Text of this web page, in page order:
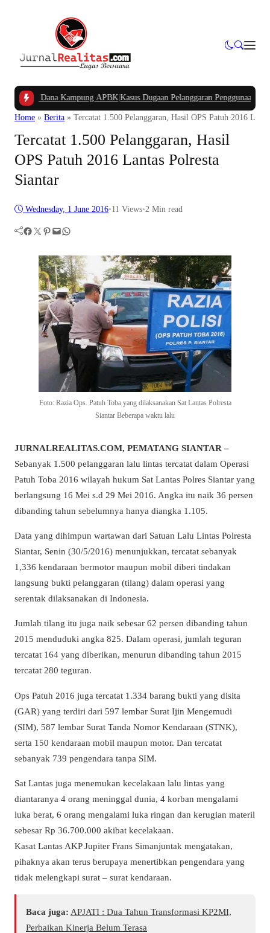
Dana Kampung APBK|Kasus Dugaan Pelanggaran Penggunaan Jalur
Home » Berita » Tercatat 1.500 Pelanggaran, Hasil OPS Patuh 2016
Tercatat 1.500 Pelanggaran, Hasil
OPS Patuh 2016 Lantas Polresta
Siantar
Wednesday, 1 June 2016•11 Views•2 Min read
Facebook Twitter Pinterest Mail WhatsApp
Foto: Razia Ops. Patuh Toba yang dilaksanakan Sat Lantas Polresta
Siantar Beberapa waktu lalu
JURNALREALITAS.COM, PEMATANG SIANTAR –
Sebanyak 1.500 pelanggaran lalu lintas tercatat dalam Operasi
Patuh Toba 2016 wilayah hukum Sat Lantas Polres Siantar yang
berlangsung 16 Mei s.d 29 Mei 2016. Angka itu naik 36 persen
dibanding tahun sebelumnya hanya diangka 1.105.
Data yang dihimpun wartawan dari Satuan Lalu Lintas Polresta
Siantar, Senin (30/5/2016) menunjukkan, tercatat sebanyak
1,336 kendaraan bermotor maupun mobil diberi tindakan
langsung bukti pelanggaran (tilang) dalam operasi yang
serentak dilaksanakan di Indonesia.
Jumlah tilang itu juga naik sebesar 62 persen dibanding tahun
2015 menduduki angka 825. Dalam operasi, jumlah teguran
tercatat 164 yang diberikan, menurun dibanding tahun 2015
tercatat 280 teguran.
Ops Patuh 2016 juga tercatat 1.334 barang bukti yang disita
(GAR) yang terdiri dari 597 lembar Surat Ijin Mengemudi
(SIM), 587 lembar Surat Tanda Nomor Kendaraan (STNK),
serta 150 kendaraan mobil maupun motor. Dan tercatat
sebanyak 739 pengendara tanpa SIM.
Sat Lantas juga menemukan kecelakaan lalu lintas yang
diantaranya 4 orang meninggal dunia, 4 korban mengalami
luka berat, 6 orang mengalami luka ringan dan kerugian materil
sebesar Rp 36.700.000 akibat kecelakaan.
Kasat Lantas AKP Jupiter Frans Simanjuntak mengatakan,
pihaknya akan terus berupaya menertibkan pengendara yang
tidak melengkapi surat – surat kendaraan.
Baca juga: APJATI : Dua Tahun Transformasi KP2MI,
Perbaikan Kinerja Belum Terasa